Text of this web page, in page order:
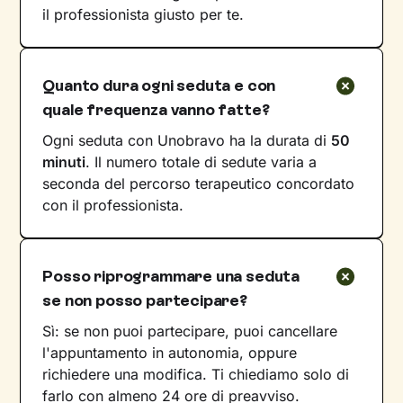
il professionista giusto per te.
Quanto dura ogni seduta e con
quale frequenza vanno fatte?
Ogni seduta con Unobravo ha la durata di 50
minuti. Il numero totale di sedute varia a
seconda del percorso terapeutico concordato
con il professionista.
Posso riprogrammare una seduta
se non posso partecipare?
Sì: se non puoi partecipare, puoi cancellare
l'appuntamento in autonomia, oppure
richiedere una modifica. Ti chiediamo solo di
farlo con almeno 24 ore di preavviso.